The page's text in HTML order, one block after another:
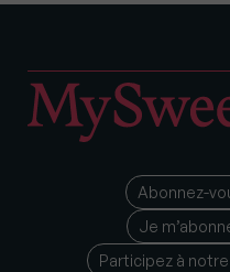
Abonnez-
Je
Participez à